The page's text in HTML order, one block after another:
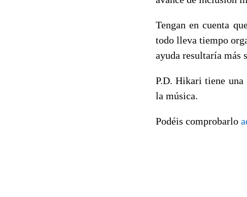
Tengan en cuenta
todo lleva tiempo
ayuda resultaría más
P.D. Hikari tiene
la música.
Podéis comprobarlo